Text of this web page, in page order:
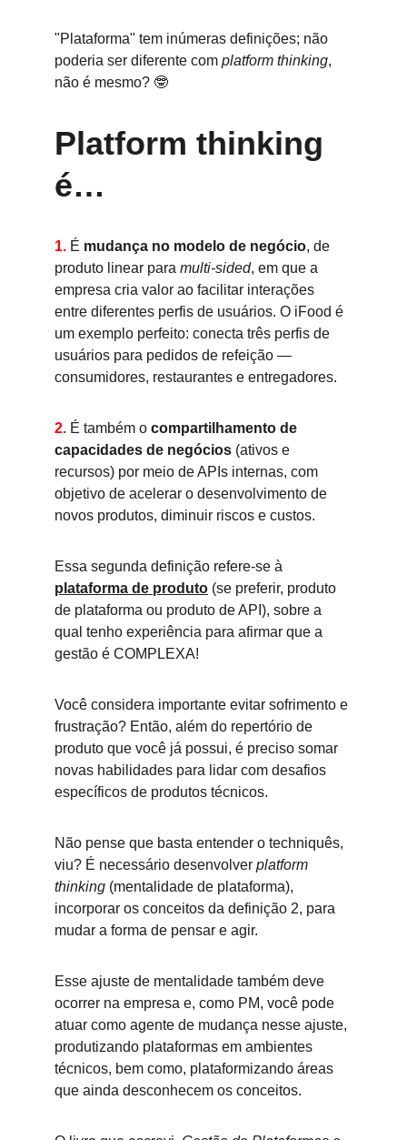
"Plataforma" tem inúmeras definições; não
poderia ser diferente com platform thinking,
não é mesmo? 🤓
Platform thinking
é…
1. É mudança no modelo de negócio, de
produto linear para multi-sided, em que a
empresa cria valor ao facilitar interações
entre diferentes perfis de usuários. O iFood é
um exemplo perfeito: conecta três perfis de
usuários para pedidos de refeição —
consumidores, restaurantes e entregadores.
2. É também o compartilhamento de
capacidades de negócios (ativos e
recursos) por meio de APIs internas, com
objetivo de acelerar o desenvolvimento de
novos produtos, diminuir riscos e custos.
Essa segunda definição refere-se à
plataforma de produto (se preferir, produto
de plataforma ou produto de API ), sobre a
qual tenho experiência para afirmar que a
gestão é COMPLEXA!
Você considera importante evitar sofrimento e
frustração? Então, além do repertório de
produto que você já possui, é preciso somar
novas habilidades para lidar com desafios
específicos de produtos técnicos.
Não pense que basta entender o techniquês,
viu? É necessário desenvolver platform
thinking (mentalidade de plataforma),
incorporar os conceitos da definição 2, para
mudar a forma de pensar e agir.
Esse ajuste de mentalidade também deve
ocorrer na empresa e, como PM, você pode
atuar como agente de mudança nesse ajuste,
produtizando plataformas em ambientes
técnicos, bem como, plataformizando áreas
que ainda desconhecem os conceitos.